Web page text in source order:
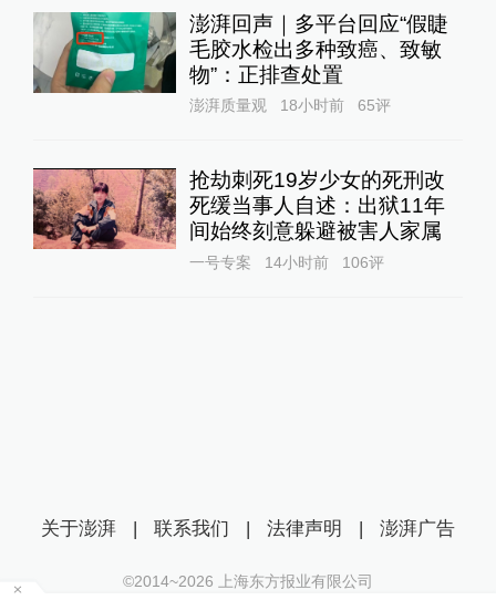
澎湃回声｜多平台回应“假睫
毛胶水检出多种致癌、致敏
物”：正排查处置
澎湃质量观 18小时前 65评
抢劫刺死19岁少女的死刑改
死缓当事人自述：出狱11年
间始终刻意躲避被害人家属
一号专案 14小时前 106评
关于澎湃 | 联系我们 | 法律声明 | 澎湃广告
©2014~2026 上海东方报业有限公司